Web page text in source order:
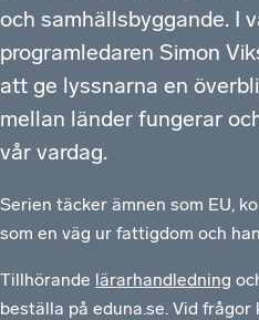
och samhällsbyggande. I
programledaren Simon
att ge lyssnarna en
mellan länder fungerar
vår vardag.
Serien täcker ämnen som EU,
som en väg ur fattigdom och
Tillhörande lärarhandledning
beställa på eduna.se. Vid frågor